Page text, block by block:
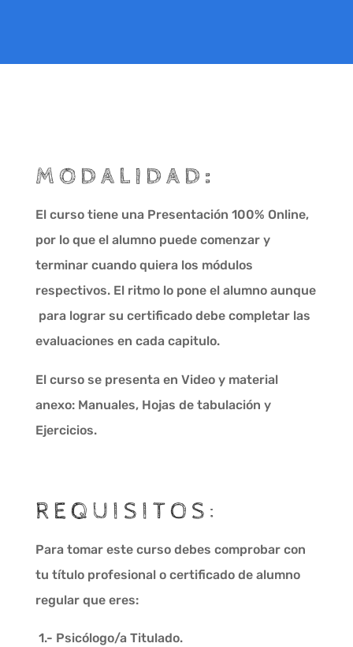
MODALIDAD:
El curso tiene una Presentación 100% Online,
por lo que el alumno puede comenzar y
terminar cuando quiera los módulos
respectivos. El ritmo lo pone el alumno aunque
para lograr su certificado debe completar las
evaluaciones en cada capitulo.
El curso se presenta en Video y material
anexo: Manuales, Hojas de tabulación y
Ejercicios.
REQUISITOS:
Para tomar este curso debes comprobar con
tu título profesional o certificado de alumno
regular que eres:
1.- Psicólogo/a Titulado.